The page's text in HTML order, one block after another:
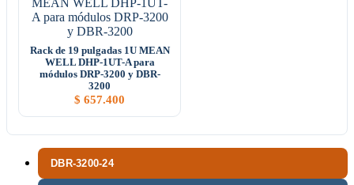
DBR-3200-24
Rack de 19 pulgadas 1U MEAN
WELL DHP-1UT-A para
módulos DRP-3200 y DBR-
3200
$ 657.400